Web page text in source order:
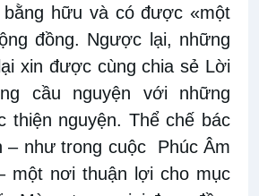
bằng hữu và có được «một
đồng. Ngược lại, những
xin được cùng chia sẻ Lời
cầu nguyện với những
thiện nguyện. Thể chế bác
– như trong cuộc Phúc Âm
một nơi thuận lợi cho mục